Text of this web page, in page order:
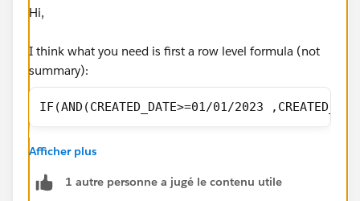
Hi,
I think what you need is first a row level formula (not
summary):
IF(AND(CREATED_DATE>=01/01/2023
Now, you can simply summarize the RLF column if it's
not already to show you the sum
Afficher plus
1 autre personne a jugé le contenu utile